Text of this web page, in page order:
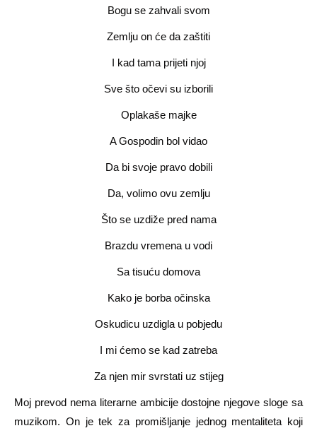
Bogu se zahvali svom
Zemlju on će da zaštiti
I kad tama prijeti njoj
Sve što očevi su izborili
Oplakaše majke
A Gospodin bol vidao
Da bi svoje pravo dobili
Da, volimo ovu zemlju
Što se uzdiže pred nama
Brazdu vremena u vodi
Sa tisuću domova
Kako je borba očinska
Oskudicu uzdigla u pobjedu
I mi ćemo se kad zatreba
Za njen mir svrstati uz stijeg
Moj prevod nema literarne ambicije dostojne njegove sloge sa
muzikom. On je tek za promišljanje jednog mentaliteta koji